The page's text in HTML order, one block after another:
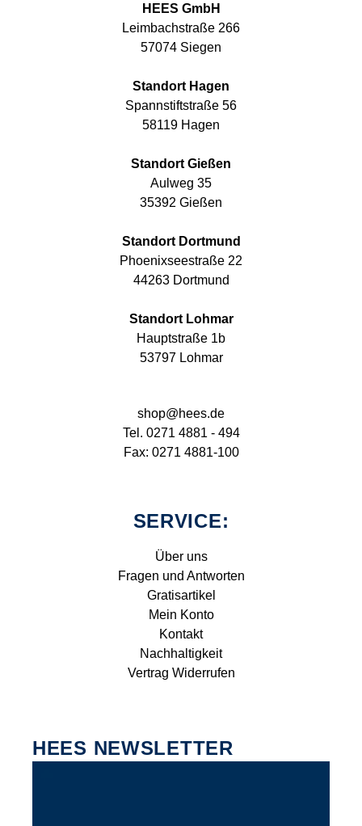
HEES GmbH
Leimbachstraße 266
57074 Siegen
Standort Hagen
Spannstiftstraße 56
58119 Hagen
Standort Gießen
Aulweg 35
35392 Gießen
Standort Dortmund
Phoenixseestraße 22
44263 Dortmund
Standort Lohmar
Hauptstraße 1b
53797 Lohmar
shop@hees.de
Tel. 0271 4881 - 494
Fax: 0271 4881-100
SERVICE:
Über uns
Fragen und Antworten
Gratisartikel
Mein Konto
Kontakt
Nachhaltigkeit
Vertrag Widerrufen
HEES NEWSLETTER